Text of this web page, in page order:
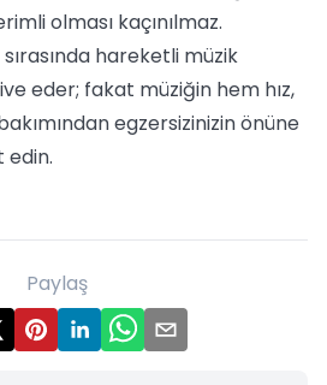
olması kaçınılmaz.
hareketli müzik
eder; fakat müziğin hem hız,
egzersizinizin önüne
edin.
Paylaş